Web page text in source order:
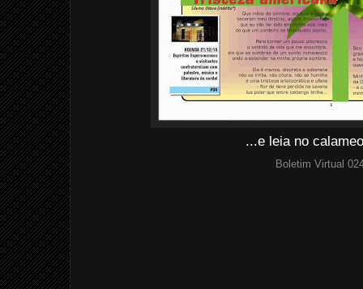
...e leia no
Boletim Virtual